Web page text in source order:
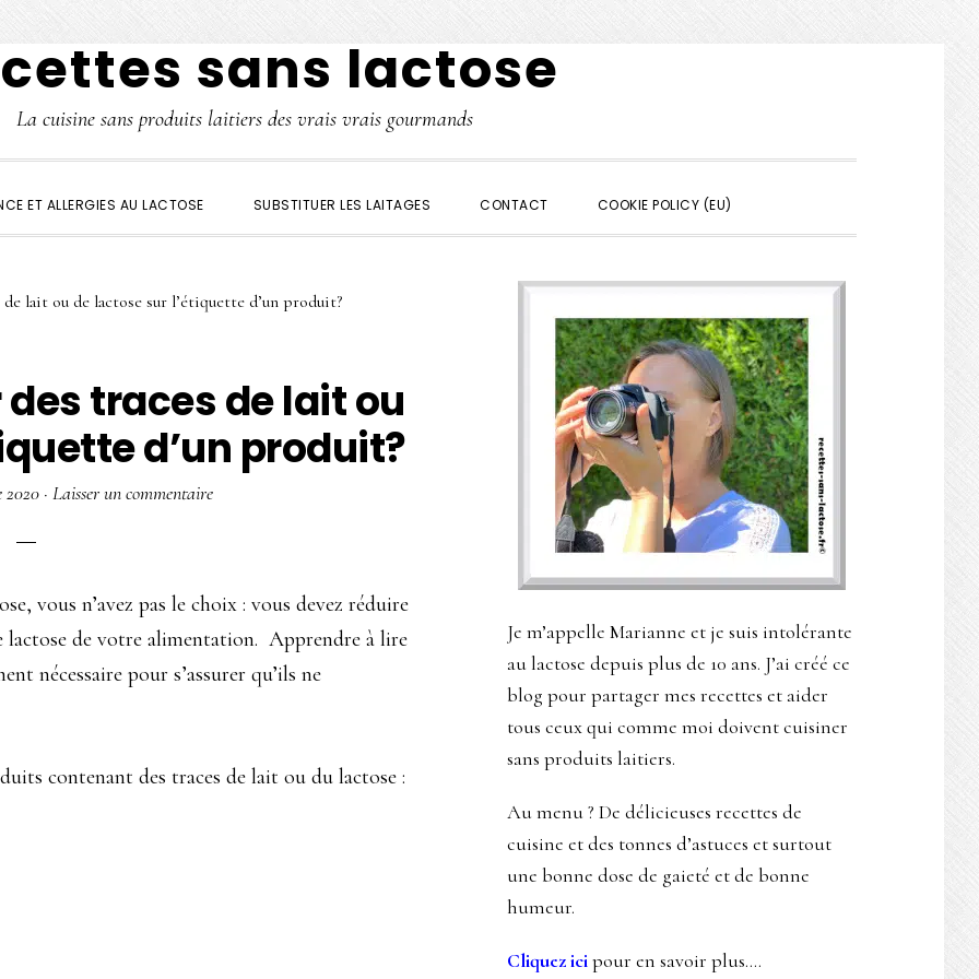
sans lactose
La cuisine sans produits laitiers des vrais vrais gourmands
ET ALLERGIES AU LACTOSE SUBSTITUER LES LAITAGES CONTACT COOKIE POLICY (EU)
lait ou de lactose sur l’étiquette d’un produit?
traces de lait ou
d’un produit?
2020· Laisser un commentaire
vous n’avez pas le choix : vous devez réduire
de votre alimentation. Apprendre à lire
nécessaire pour s’assurer qu’ils ne
contenant des traces de lait ou du lactose :
Barre
latérale
principale
Je m’appelle Marianne et je suis intolérante
au lactose depuis plus de 10 ans. J’ai créé ce
blog pour partager mes recettes et aider
tous ceux qui comme moi doivent cuisiner
sans produits laitiers.
Au menu ? De délicieuses recettes de
cuisine et des tonnes d’astuces et surtout
une bonne dose de gaieté et de bonne
humeur.
Cliquez icipour en savoir plus….